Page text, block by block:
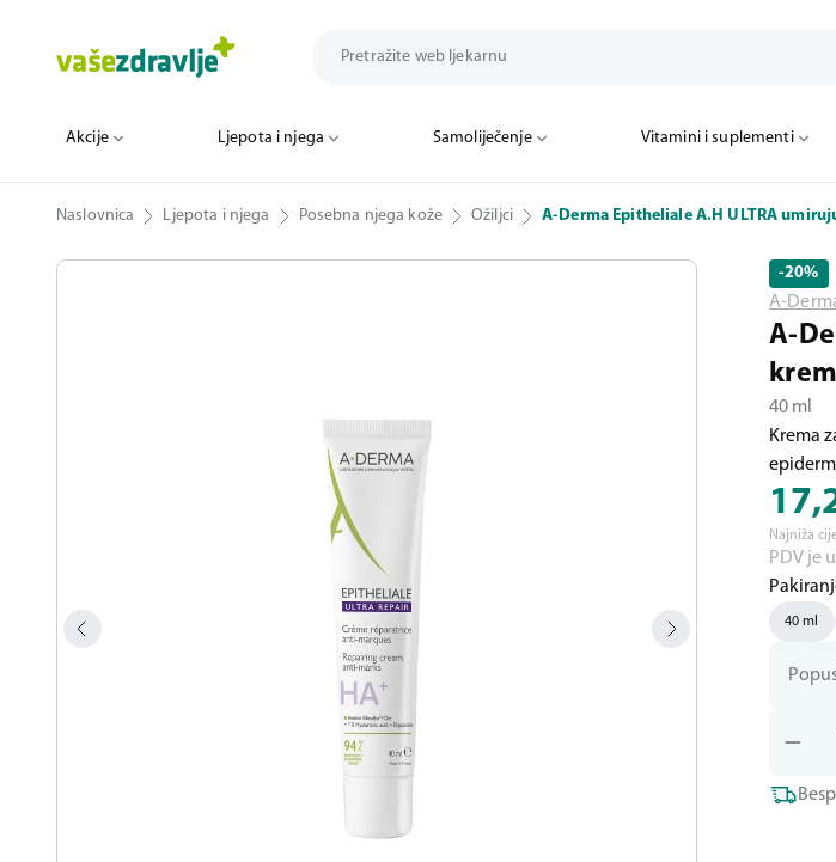
Akcije Ljepota i njega Samoliječenje Vitamini i suplementi
Naslovnica Ljepota i njega Posebna njega kože Ožiljci A-Derma Epitheliale A.H ULTRA
-20%
A-
A-
40 ml
Krema
Najniža
PDV je
40 ml